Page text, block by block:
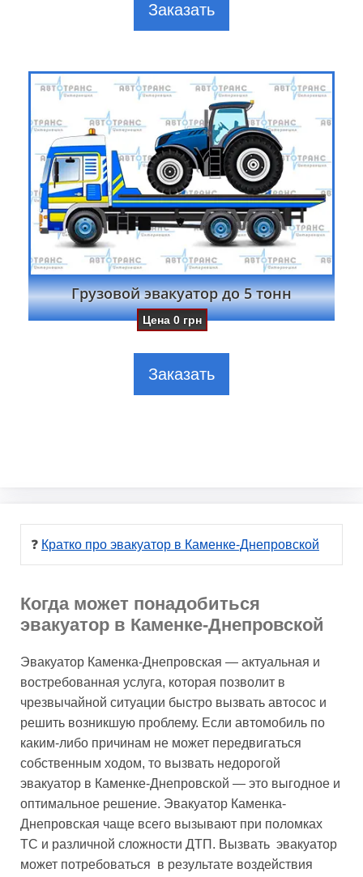
Заказать
Грузовой эвакуатор до 5 тонн
Цена0 грн
Заказать
❓ Кратко про эвакуатор в Каменке-Днепровской
Когда может понадобиться
эвакуатор в Каменке-Днепровской
Эвакуатор Каменка-Днепровская — актуальная и
востребованная услуга, которая позволит в
чрезвычайной ситуации быстро вызвать автосос и
решить возникшую проблему. Если автомобиль по
каким-либо причинам не может передвигаться
собственным ходом, то вызвать недорогой
эвакуатор в Каменке-Днепровской — это выгодное и
оптимальное решение. Эвакуатор Каменка-
Днепровская чаще всего вызывают при поломках
ТС и различной сложности ДТП. Вызвать эвакуатор
может потребоваться в результате воздействия